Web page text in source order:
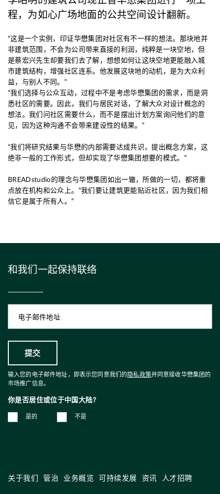
程，为如心广场地面的公共空间设计翻新。
“这是一个实例，印证华懋集团对社区有不一样的想法。那块地并
非建筑范围，不会为公司带来直接的利润，纯粹是一块空地，但
是蔡宏兴先生却要我们去了解，想想如何让这块空地更能融入城
市建筑结构，增强社区连系。他发展这块地的动机，是为大众利
益，与别人不同。”
“我们选择与公众互动，过程中不是考虑华懋集团的需求，而是洞
悉社区的需要。因此，我们与居民对话，了解大众对设计概念的
想法。我们问社区需要什么，而不是摆出计划方案询问他们的意
见，因为这种沟通不会带来建设性的结果。”
“我们将研究结果与华懋的内部需要达成共识，提出概念方案，这
绝非一般的工作形式，但却实现了华懋集团想要的模式。”
BREADstudio的理念与华懋集团如出一辙，所做的一切，都将重
点放在机构和公众上。”我们要让建筑更能贴近社区，因为我们相
信它是属于所有人。”
和我们一起保持联络
输入您的电子邮件地址，即表示您同意我们的隐私政策并同意接收华懋集团的
市场推广信息。
你是否居住或位于中国大陆?
是的 不是
关于我们 管治 业务概览 可持续发展 资讯 人才招聘